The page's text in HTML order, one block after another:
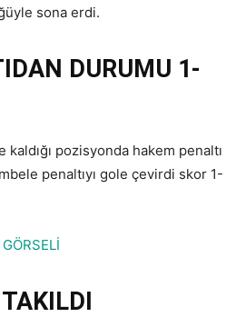
sona erdi.
DURUMU 1-
kaldığı pozisyonda hakem penaltı
penaltıyı gole çevirdi skor 1-